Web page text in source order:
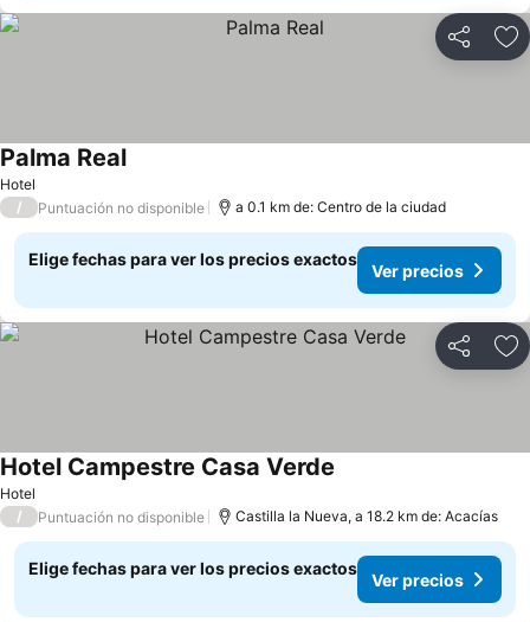
Compartir
Hotel
Palma RealVer precios
/ Puntuación no disponible a 0.1 km de: Centro de la ciudad
Elige fechas para ver los precios exactos
Ver precios
Compartir
Hotel
Hotel Campestre Casa Verde
/ Puntuación no disponible Castilla la Nueva, a 18.2 km de: Acacías
Elige fechas para ver los precios exactos
Ver precios